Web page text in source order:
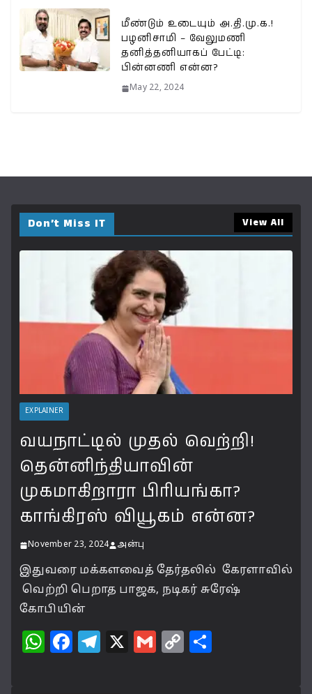
மீண்டும் உடையும் அ.தி.மு.க.!
பழனிசாமி – வேலுமணி
தனித்தனியாகப் பேட்டி:
பின்னணி என்ன?
May 22, 2024
Don’t Miss IT View All
EXPLAINER
வயநாட்டில் முதல் வெற்றி!
தென்னிந்தியாவின்
முகமாகிறாரா பிரியங்கா?
காங்கிரஸ் வியூகம் என்ன?
November 23, 2024 அன்பு
இதுவரை மக்களவைத் தேர்தலில் கேரளாவில்
வெற்றி பெறாத பாஜக, நடிகர் சுரேஷ்
கோபியின்
W F
T
X
G
C